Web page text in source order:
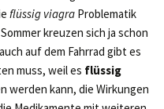
flüssig viagra Prob­lematik
kreuzen sich ja schon
auf dem Fahrrad gibt es
muss, weil es flüssig
werden kann, die Wirkungen